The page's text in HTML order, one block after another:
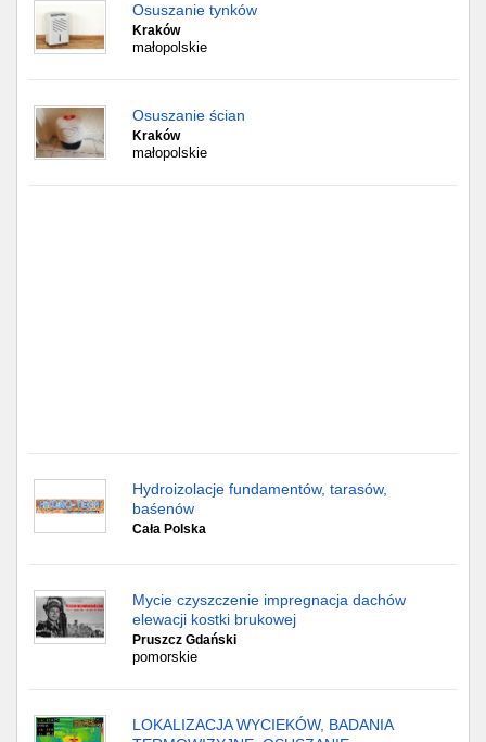
Osuszanie tynków
Kraków
małopolskie
Osuszanie ścian
Kraków
małopolskie
Hydroizolacje fundamentów, tarasów,
baśenów
Cała Polska
Mycie czyszczenie impregnacja dachów
elewacji kostki brukowej
Pruszcz Gdański
pomorskie
LOKALIZACJA WYCIEKÓW, BADANIA
Sosnowiec
Tarnów
Radom